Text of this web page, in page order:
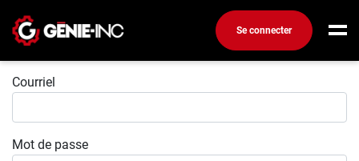
Se connecter
Connexion
Emplois
Connexion
Courriel
Mot de passe